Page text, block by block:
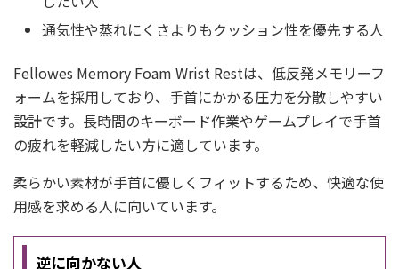
通気性や蒸れにくさよりもクッション性を優先する人
Fellowes Memory Foam Wrist Restは、低反発メモリーフ
ォームを採用しており、手首にかかる圧力を分散しやすい
設計です。長時間のキーボード作業やゲームプレイで手首
の疲れを軽減したい方に適しています。
柔らかい素材が手首に優しくフィットするため、快適な使
用感を求める人に向いています。
逆に向かない人